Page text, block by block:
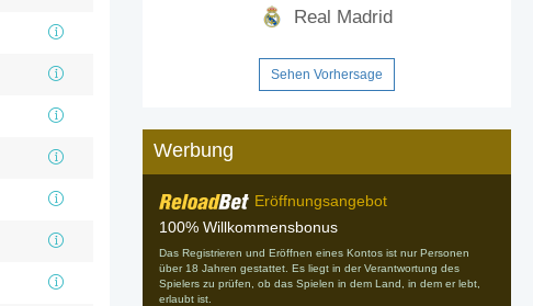
Real Madrid
Sehen Vorhersage
Werbung
Eröffnungsangebot
100% Willkommensbonus
Das Registrieren und Eröffnen eines Kontos ist nur Personen
über 18 Jahren gestattet. Es liegt in der Verantwortung des
Spielers zu prüfen, ob das Spielen in dem Land, in dem er lebt,
erlaubt ist.